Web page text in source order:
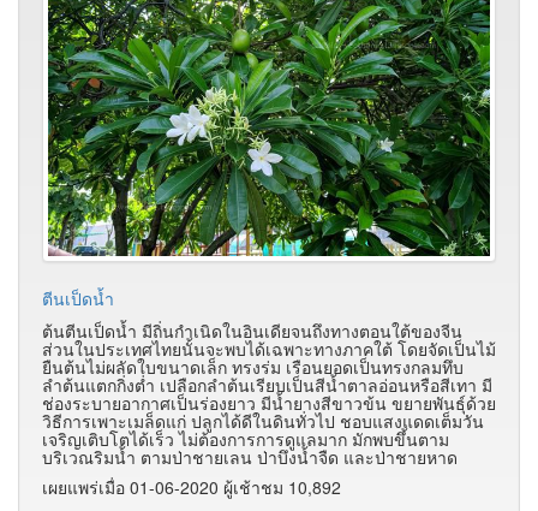
ตีนเป็ดน้ำ
ต้นตีนเป็ดน้ำ มีถิ่นกำเนิดในอินเดียจนถึงทางตอนใต้ของจีน
ส่วนในประเทศไทยนั้นจะพบได้เฉพาะทางภาคใต้ โดยจัดเป็นไม้
ยืนต้นไม่ผลัดใบขนาดเล็ก ทรงร่ม เรือนยอดเป็นทรงกลมทึบ
ลำต้นแตกกิ่งต่ำ เปลือกลำต้นเรียบเป็นสีน้ำตาลอ่อนหรือสีเทา มี
ช่องระบายอากาศเป็นร่องยาว มีน้ำยางสีขาวข้น ขยายพันธุ์ด้วย
วิธีการเพาะเมล็ดแก่ ปลูกได้ดีในดินทั่วไป ชอบแสงแดดเต็มวัน
เจริญเติบโตได้เร็ว ไม่ต้องการการดูแลมาก มักพบขึ้นตาม
บริเวณริมน้ำ ตามป่าชายเลน ป่าบึงน้ำจืด และป่าชายหาด
เผยแพร่เมื่อ 01-06-2020 ผู้เช้าชม 10,892